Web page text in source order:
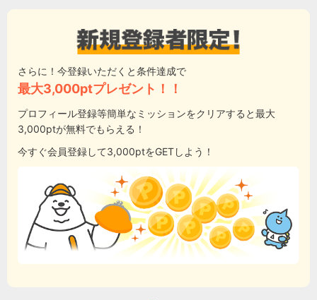
さらに！今登録いただくと条件達成で
最大3,000ptプレゼント！！
プロフィール登録等簡単なミッションをクリアすると最大
3,000ptが無料でもらえる！
今すぐ会員登録して3,000ptをGETしよう！